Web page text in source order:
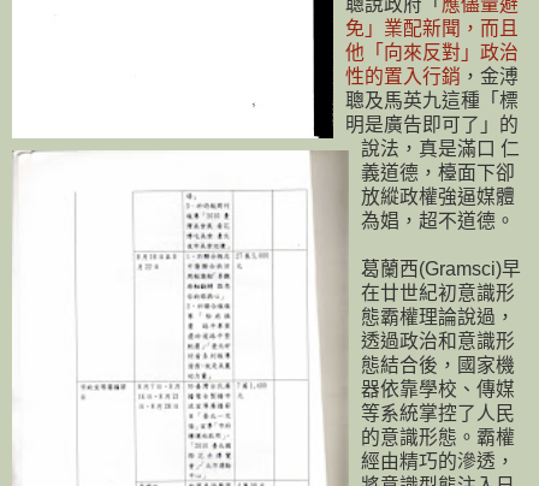
免」業配新聞，而且
他「向來反對」政治
性的置入行銷 ，金溥
聰及馬英九這種「標
明是廣告即可了」的
說法，真是滿口 仁
義道德，檯面下卻
放縱政權強逼媒體
為娼，超不道德。
葛蘭西(Gramsci)早
在廿世紀初意識形
態霸權理論說過，
透過政治和意識形
態結合後，國家機
器依靠學校、傳媒
等系統掌控了人民
的意識形態。霸權
經由精巧的滲透，